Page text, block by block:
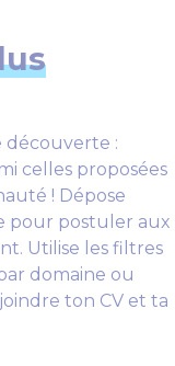
découverte :
celles proposées
! Dépose
pour postuler aux
Utilise les filtres
domaine ou
ton CV et ta